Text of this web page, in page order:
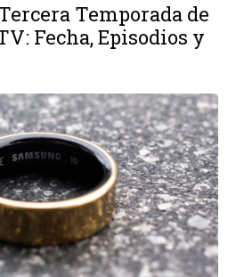
Temporada de
Fecha, Episodios y